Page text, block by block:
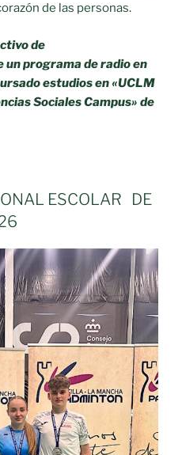
de las personas.
de
un programa de radio en
estudios en «UCLM
Sociales Campus» de
ESCOLAR DE